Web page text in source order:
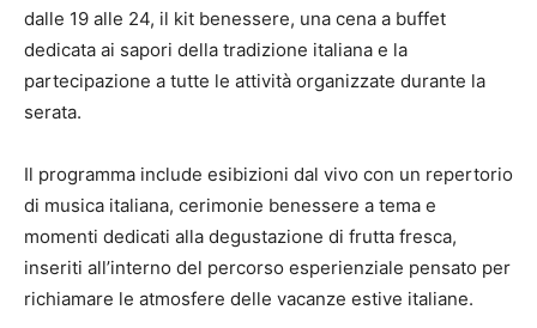
dalle 19 alle 24, il kit benessere, una cena a buffet
dedicata ai sapori della tradizione italiana e la
partecipazione a tutte le attività organizzate durante la
serata.
Il programma include esibizioni dal vivo con un repertorio
di musica italiana, cerimonie benessere a tema e
momenti dedicati alla degustazione di frutta fresca,
inseriti all’interno del percorso esperienziale pensato per
richiamare le atmosfere delle vacanze estive italiane.